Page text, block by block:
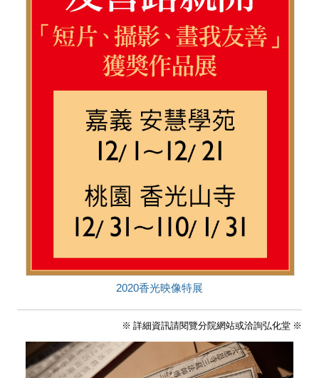
2020香光映像特展
※ 詳細資訊請閱覽分院網站或洽詢弘化堂 ※